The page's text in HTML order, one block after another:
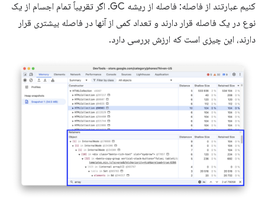
کنیم عبارتند از فاصله: فاصله از ریشه GC. اگر تقریباً تمام اجسام از یک
نوع در یک فاصله قرار دارند و تعداد کمی از آنها در فاصله بیشتری قرار
دارند، این چیزی است که ارزش بررسی دارد.